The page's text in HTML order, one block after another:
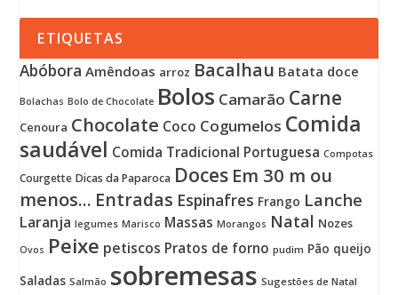
ETIQUETAS
Abóbora Amêndoas arroz Bacalhau Batata doce
Bolachas Bolo de Chocolate Bolos Camarão Carne
Cenoura Chocolate Coco Cogumelos Comida
saudável Comida Tradicional Portuguesa Compotas
Courgette Dicas da Paparoca Doces Em 30 m ou
menos... Entradas Espinafres Frango Lanche
Laranja legumes Marisco Massas Morangos Natal Nozes
Ovos Peixe petiscos Pratos de forno pudim Pão queijo
Saladas Salmão sobremesas Sugestões de Natal